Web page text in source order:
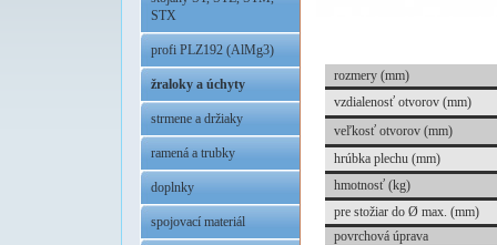
STX
profi PLZ192 (AlMg3)
žraloky a úchyty
strmene a držiaky
ramená a trubky
doplnky
spojovací materiál
rozmery (mm)
vzdialenosť otvorov (mm)
veľkosť otvorov (mm)
hrúbka plechu (mm)
hmotnosť (kg)
pre stožiar do Ø max. (mm)
povrchová úprava